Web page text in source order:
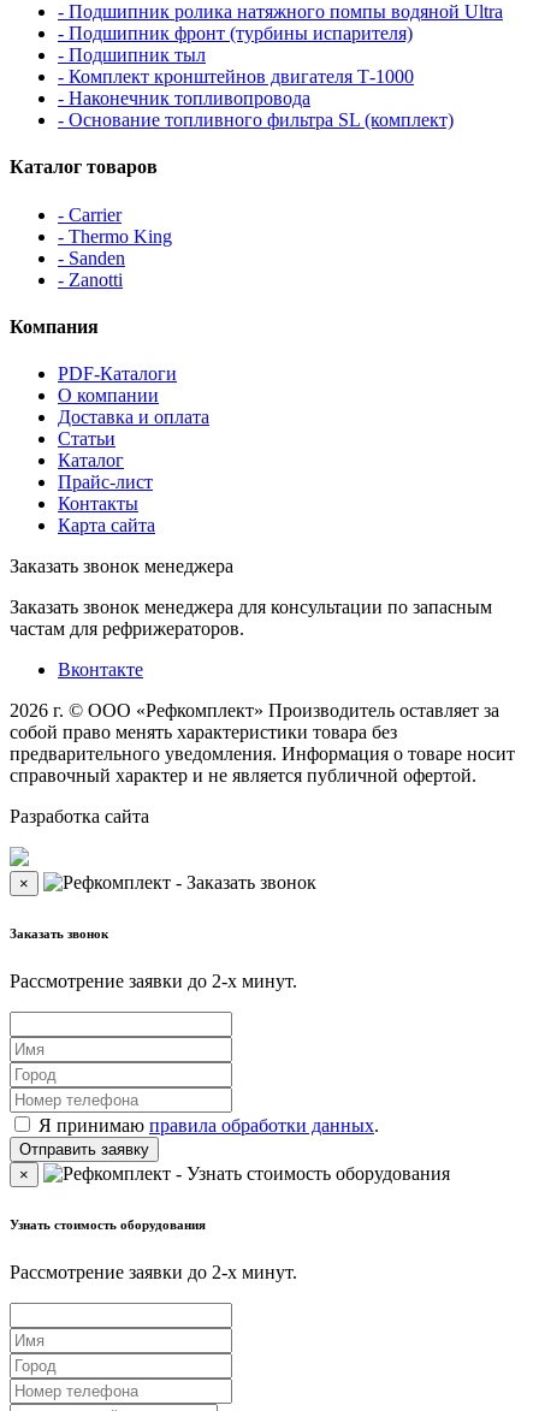
- Подшипник ролика натяжного помпы водяной Ultra
- Подшипник фронт (турбины испарителя)
- Подшипник тыл
- Комплект кронштейнов двигателя Т-1000
- Наконечник топливопровода
- Основание топливного фильтра SL (комплект)
Каталог товаров
- Carrier
- Thermo King
- Sanden
- Zanotti
Компания
PDF-Каталоги
О компании
Доставка и оплата
Статьи
Каталог
Прайс-лист
Контакты
Карта сайта
Заказать звонок менеджера
Заказать звонок менеджера для консультации по запасным
частам для рефрижераторов.
Вконтакте
2026 г. © ООО «Рефкомплект» Производитель оставляет за
собой право менять характеристики товара без
предварительного уведомления. Информация о товаре носит
справочный характер и не является публичной офертой.
Разработка сайта
×
Заказать звонок
Рассмотрение заявки до 2-x минут.
Я принимаю правила обработки данных.
×
Узнать стоимость оборудования
Рассмотрение заявки до 2-x минут.